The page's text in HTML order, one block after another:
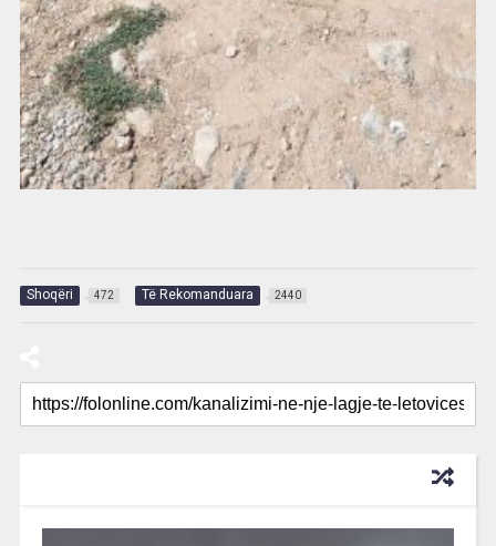
Shoqëri 472 Të Rekomanduara 2440